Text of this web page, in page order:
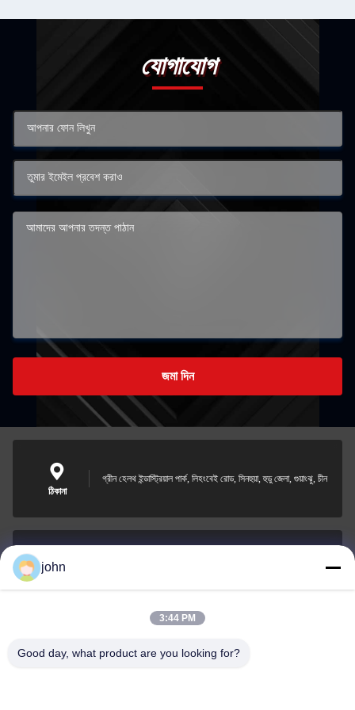
যোগাযোগ
জমা দিন
ঠিকানা
গ্রীন হেলথ ইন্ডাস্ট্রিয়াল পার্ক, লিহংবেই রোড, সিনহুয়া, হুডু জেলা, গুয়াংঝু, চীন
0086-153-7406-6785
john
3:44 PM
Good day, what product are you looking for?